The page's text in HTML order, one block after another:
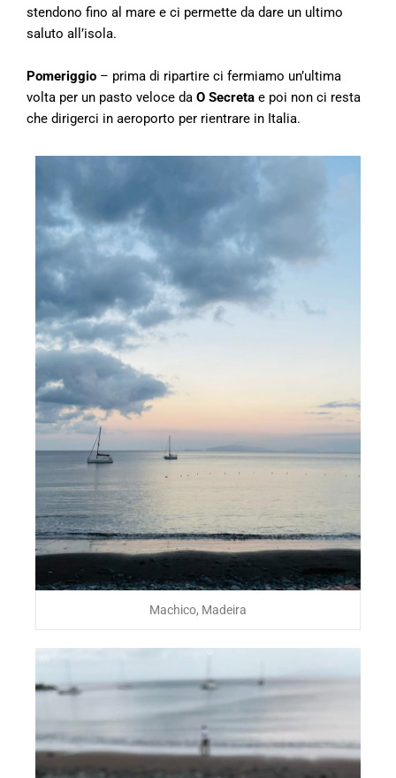
stendono fino al mare e ci permette da dare un ultimo
saluto all’isola.
Pomeriggio – prima di ripartire ci fermiamo un’ultima
volta per un pasto veloce da O Secreta e poi non ci resta
che dirigerci in aeroporto per rientrare in Italia.
Machico, Madeira